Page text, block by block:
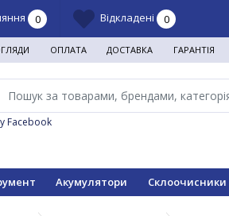
0 Відкладені 0
ОПЛАТА ДОСТАВКА ГАРАНТІЯ
Facebook
Акумулятори Склоочисники